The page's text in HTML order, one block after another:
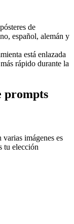
de
español, alemán y
está enlazada
rápido durante la
prompts
imágenes es
tu elección